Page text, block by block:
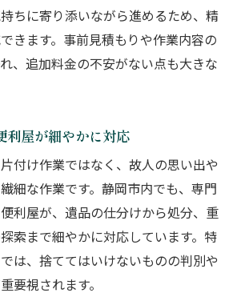
ちに寄り添いながら進めるため、精
きます。事前見積もりや作業内容の
、追加料金の不安がない点も大きな
利屋が細やかに対応
付け作業ではなく、故人の思い出や
細な作業です。静岡市内でも、専門
利屋が、遺品の仕分けから処分、重
索まで細やかに対応しています。特
は、捨ててはいけないものの判別や
要視されます。